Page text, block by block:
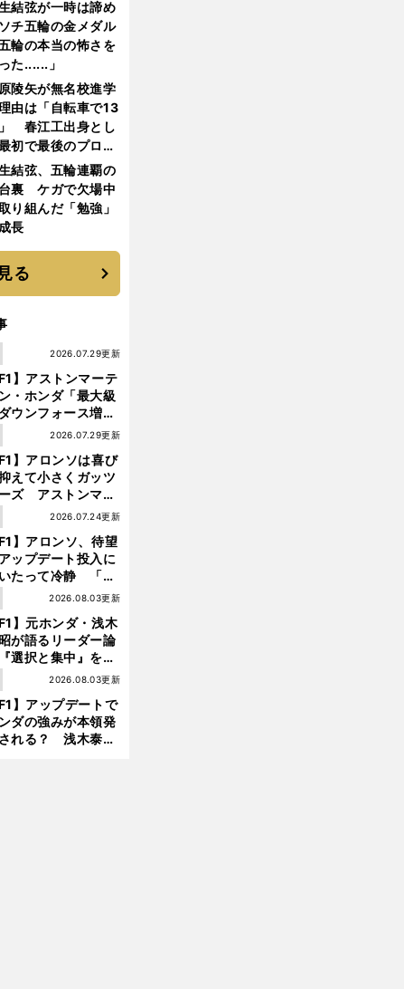
結弦が一時は諦め
チ五輪の金メダル
五輪の本当の怖さを
た......」
陵矢が無名校進学
由は「自転車で13
春江工出身とし
初で最後のプロ野
手となった
結弦、五輪連覇の
裏 ケガで欠場中
り組んだ「勉強」
長
る
F1】アストンマーテ
・ホンダ「最大級
ウンフォース増」
現するも、アロン
苦言を呈した理由
2026.07.29更新
F1】アロンソは喜び
えて小さくガッツ
ズ アストンマー
ン・ホンダが「レ
」に戻ってきた
2026.07.29更新
F1】アロンソ、待望
ップデート投入に
たって冷静 「ハ
リーGPが僕らに
いサーキットであ
ことを願う」
2026.07.24更新
F1】元ホンダ・浅木
が語るリーダー論
『選択と集中』をし
れば、部下の心は
どん離れていく」
2026.08.03更新
F1】アップデートで
ダの強みが本領発
れる？ 浅木泰昭
2026.08.03更新